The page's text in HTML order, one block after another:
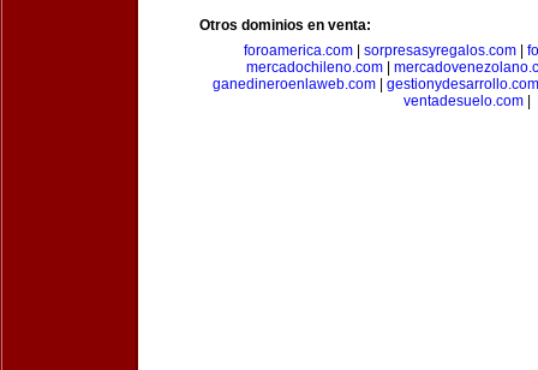
Otros dominios en venta:
foroamerica.com
sorpresasyregalos.com
mercadochileno.com
ganedineroenlaweb.com
gestionydesarrollo.com
ventadesuelo.com